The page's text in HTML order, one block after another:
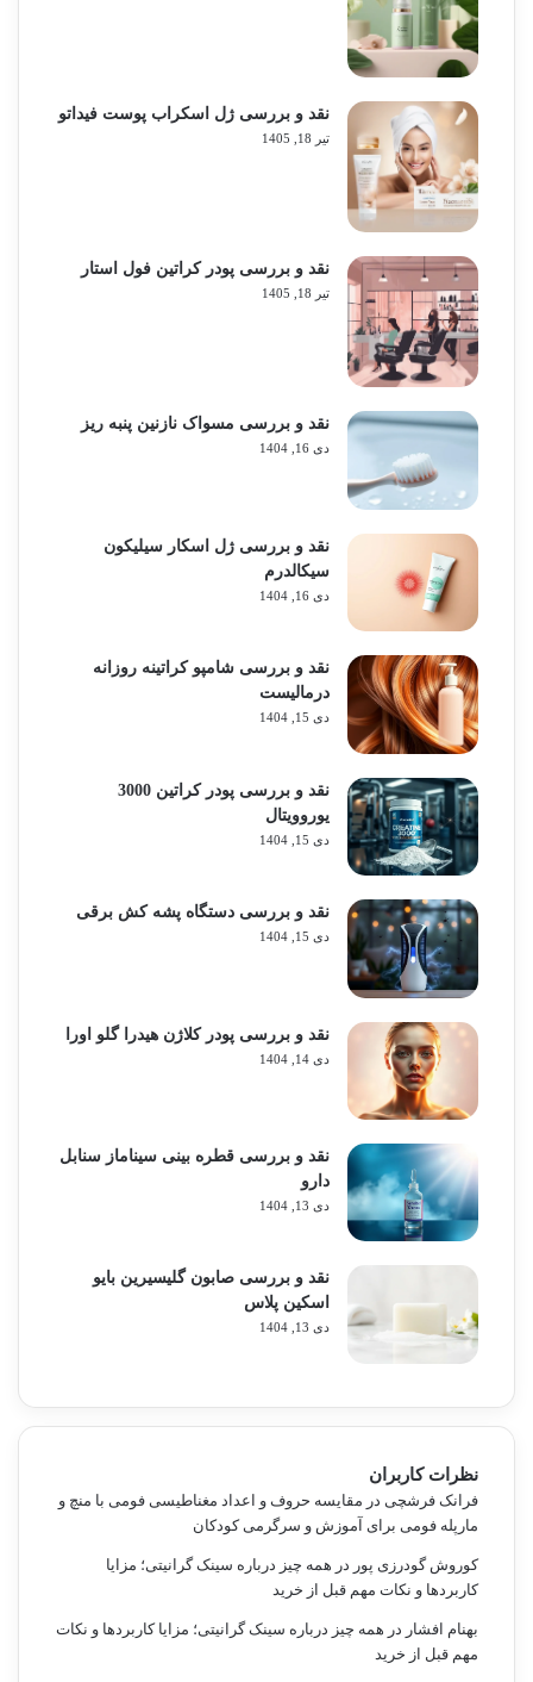
نقد و بررسی ژل اسکراب پوست فیداتو
تیر 18, 1405
نقد و بررسی پودر کراتین فول استار
تیر 18, 1405
نقد و بررسی مسواک نازنین پنبه ریز
دی 16, 1404
نقد و بررسی ژل اسکار سیلیکون
سیکالدرم
دی 16, 1404
نقد و بررسی شامپو کراتینه روزانه
درمالیست
دی 15, 1404
نقد و بررسی پودر کراتین 3000
یوروویتال
دی 15, 1404
نقد و بررسی دستگاه پشه کش برقی
دی 15, 1404
نقد و بررسی پودر کلاژن هیدرا گلو اورا
دی 14, 1404
نقد و بررسی قطره بینی سیناماز سنابل
دارو
دی 13, 1404
نقد و بررسی صابون گلیسیرین بایو
اسکین پلاس
دی 13, 1404
نظرات کاربران
فرانک فرشچی در مقایسه حروف و اعداد مغناطیسی فومی با منچ و
مارپله فومی برای آموزش و سرگرمی کودکان
کوروش گودرزی پور در همه چیز درباره سینک گرانیتی؛ مزایا
کاربردها و نکات مهم قبل از خرید
بهنام افشار در همه چیز درباره سینک گرانیتی؛ مزایا کاربردها و نکات
مهم قبل از خرید